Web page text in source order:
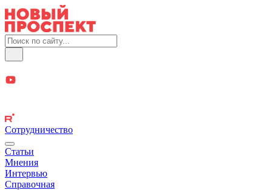
Сотрудничество
Статьи
Мнения
Интервью
Справочная